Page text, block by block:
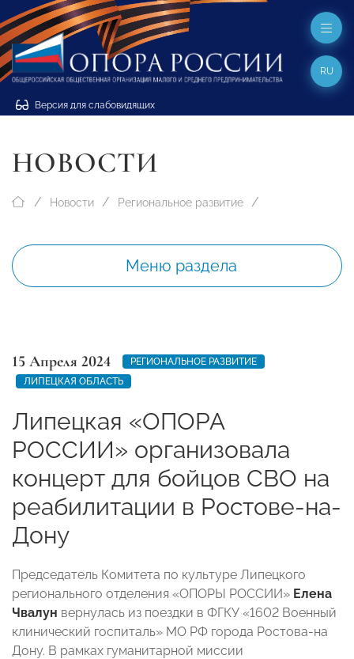
Версия для слабовидящих
RU
НОВОСТИ
Новости Региональное развитие
Меню раздела
15 Апреля 2024
РЕГИОНАЛЬНОЕ РАЗВИТИЕ
ЛИПЕЦКАЯ ОБЛАСТЬ
Липецкая «ОПОРА
РОССИИ» организовала
концерт для бойцов СВО на
реабилитации в Ростове-на-
Дону
Председатель Комитета по культуре Липецкого
регионального отделения «ОПОРЫ РОССИИ» Елена
Чвалун вернулась из поездки в ФГКУ «1602 Военный
клинический госпиталь» МО РФ города Ростова-на
Дону. В рамках гуманитарной миссии